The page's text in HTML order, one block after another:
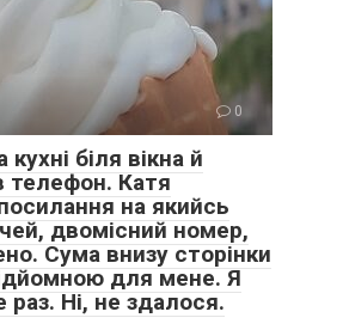
0
біля вікна й
телефон. Катя
на якийсь
двомісний номер,
Сума внизу сторінки
для мене. Я
Ні, не здалося.